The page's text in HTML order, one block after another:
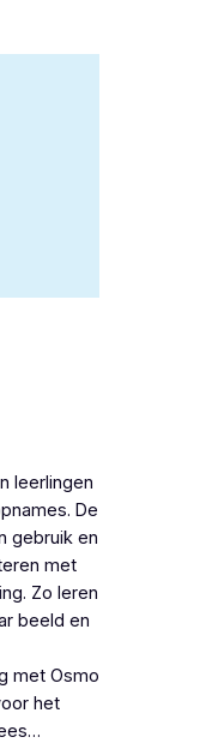
leerlingen
De
gebruik en
met
Zo leren
beeld en
met Osmo
het